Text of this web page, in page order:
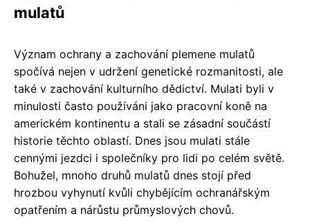
mulatů
Význam ochrany a zachování plemene mulatů
spočívá nejen v udržení genetické rozmanitosti, ale
také v zachování kulturního dědictví. Mulati byli v
minulosti často používáni jako pracovní koně na
americkém kontinentu a stali se zásadní součástí
historie těchto oblastí. Dnes jsou mulati stále
cennými jezdci i společníky pro lidi po celém světě.
Bohužel, mnoho druhů mulatů dnes stojí před
hrozbou vyhynutí kvůli chybějícím ochranářským
opatřením a nárůstu průmyslových chovů.